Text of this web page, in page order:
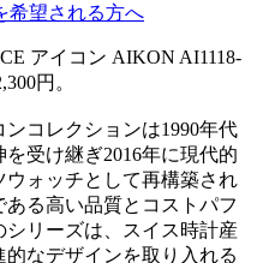
希望される方へ
アイコン AIKON AI1118-
円。
コレクションは1990年代
受け継ぎ2016年に現代的
ォッチとして再構築され
る高い品質とコストパフ
シリーズは、スイス時計産
なデザインを取り入れる